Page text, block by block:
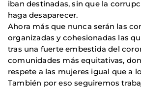
iban destinadas, sin que la
haga desaparecer.
Ahora más que nunca serán las
organiza­das y cohesionadas las
tras una fuerte embestida del
comunidades más equitativas,
respete a las mujeres igual que a
También por eso seguiremos